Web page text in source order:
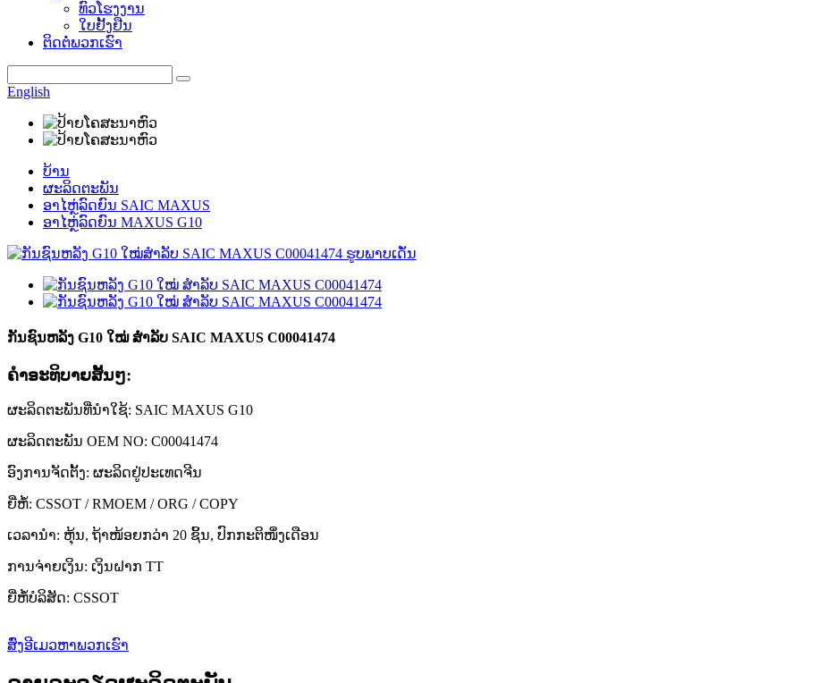
ທົວໂຮງງານ
ໃບຢັ້ງຢືນ
ຕິດຕໍ່ພວກເຮົາ
English
ບ້ານ
ຜະລິດຕະພັນ
ອາໄຫຼ່ລົດຍົນ SAIC MAXUS
ອາໄຫຼ່ລົດຍົນ MAXUS G10
ກັນຊົນຫລັງ G10 ໃໝ່ ສຳລັບ SAIC MAXUS C00041474
ຄໍາອະທິບາຍສັ້ນໆ:
ຜະລິດຕະພັນທີ່ນຳໃຊ້: SAIC MAXUS G10
ຜະລິດຕະພັນ OEM NO: C00041474
ອົງການຈັດຕັ້ງ: ຜະລິດຢູ່ປະເທດຈີນ
ຍີ່ຫໍ້: CSSOT / RMOEM / ORG / COPY
ເວລານຳ: ຫຸ້ນ, ຖ້າໜ້ອຍກວ່າ 20 ຊິ້ນ, ປົກກະຕິໜຶ່ງເດືອນ
ການຈ່າຍເງິນ: ເງິນຝາກ TT
ຍີ່ຫໍ້ບໍລິສັດ: CSSOT
ສົ່ງອີເມວຫາພວກເຮົາ